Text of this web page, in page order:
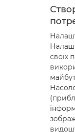
своїх